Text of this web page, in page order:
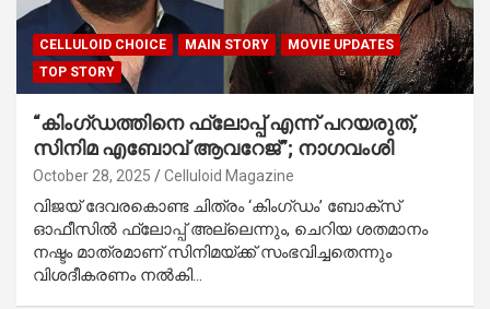
CELLULOID CHOICE MAIN STORY
MOVIE UPDATES
TOP STORY
“കിംഗ്ഡത്തിനെ ഫ്ലോപ്പ് എന്ന് പറയരുത്,
സിനിമ എബോവ് ആവറേജ്”; നാഗവംശി
October 28, 2025 Celluloid Magazine
വിജയ് ദേവരകൊണ്ട ചിത്രം ‘കിംഗ്ഡം’ ബോക്സ്
ഓഫീസിൽ ഫ്ലോപ്പ് അല്ലെന്നും, ചെറിയ ശതമാനം
നഷ്ടം മാത്രമാണ് സിനിമയ്ക്ക് സംഭവിച്ചതെന്നും
വിശദീകരണം നൽകി…